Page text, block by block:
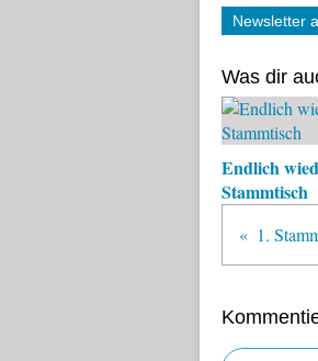
Newsletter
Was dir
Endlich
Stammtisch
1.